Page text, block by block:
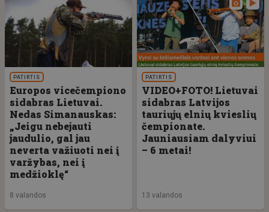
PATIRTIS
Europos vicečempiono
sidabras Lietuvai.
Nedas Simanauskas:
„Jeigu nebejauti
jaudulio, gal jau
neverta važiuoti nei į
varžybas, nei į
medžioklę“
8 valandos
PATIRTIS
VIDEO+FOTO! Lietuvai
sidabras Latvijos
tauriųjų elnių kvieslių
čempionate.
Jauniausiam dalyviui
– 6 metai!
13 valandos